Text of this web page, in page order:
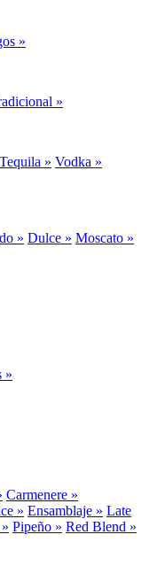
»
»
Tequila » Vodka »
» Dulce » Moscato »
»
Carmenere »
» Ensamblaje » Late
Pipeño » Red Blend »